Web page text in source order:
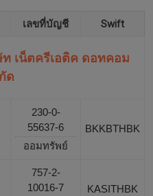
เลขที่บัญชี Swift
เน็ตครีเอติค ดอทคอม
ด
230-0-
55637-6
ออมทรัพย์
BKKBTHBK
757-2-
10016-7
KASITHBK